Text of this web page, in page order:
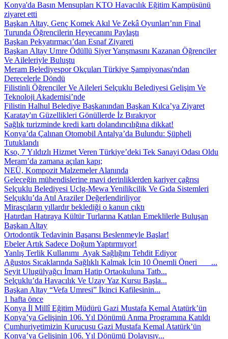
Konya'da Basın Mensupları KTO Havacılık Eğitim Kampüsünü
ziyaret etti
Başkan Altay, Genç Komek Akıl Ve Zekâ Oyunları’nın Final
Turunda Öğrencilerin Heyecanını Paylaştı
Başkan Pekyatırmacı’dan Esnaf Ziyareti
Başkan Altay Umre Ödüllü Siyer Yarışmasını Kazanan Öğrenciler
Ve Aileleriyle Buluştu
Meram Belediyespor Okçuları Türkiye Şampiyonası'ndan
Derecelerle Döndü
Filistinli Öğrenciler Ve Aileleri Selçuklu Belediyesi Gelişim Ve
Teknoloji Akademisi’nde
Filistin Halhul Belediye Başkanından Başkan Kılca’ya Ziyaret
Karatay'ın Güzellikleri Gönüllerde İz Bırakıyor
Sağlık turizminde kredi kartı dolandırıcılığına dikkat!
Konya’da Çalınan Otomobil Antalya’da Bulundu: Şüpheli
Tutuklandı
Kso, 7 Yıldızlı Hizmet Veren Türkiye’deki Tek Sanayi Odası Oldu
Meram’da zamana açılan kapı;
NEÜ, Kompozit Malzemeler Alanında
Geleceğin mühendislerine mavi derinliklerden kariyer çağrısı
Selçuklu Belediyesi Uclg-Mewa Yenilikçilik Ve Gıda Sistemleri
Selçuklu’da Atıl Araziler Değerlendiriliyor
Mirasçıların yıllardır beklediği o kanun çıktı
Hatırdan Hatıraya Kültür Turlarına Katılan Emeklilerle Buluşan
Başkan Altay
Ortodontik Tedavinin Başarısı Beslenmeyle Başlar!
Ebeler Artık Sadece Doğum Yaptırmıyor!
Yanlış Terlik Kullanımı Ayak Sağlığını Tehdit Ediyor
Ağustos Sıcaklarında Sağlıklı Kalmak İçin 10 Önemli Öneri ...
Seyit Ulugülyağcı İmam Hatip Ortaokuluna Tatb...
Selçuklu’da Havacılık Ve Uzay Yaz Kursu Başla...
Başkan Altay “Vefa Umresi” İkinci Kafilesinin...
1 hafta önce
Konya İl Millî Eğitim Müdürü Gazi Mustafa Kemal Atatürk’ün
Konya’ya Gelişinin 106. Yıl Dönümü Anma Programına Katıldı
Cumhuriyetimizin Kurucusu Gazi Mustafa Kemal Atatürk’ün
Konya’ya Gelişinin 106. Yıl Dönümü Dolayısıy...